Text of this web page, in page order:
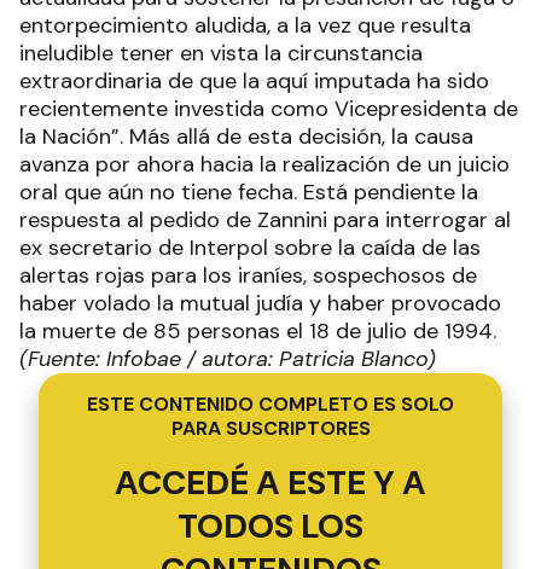
(Fuente: Infobae / autora: Patricia Blanco)
ESTE CONTENIDO COMPLETO ES SOLO
PARA SUSCRIPTORES
ACCEDÉ A ESTE Y A
TODOS LOS